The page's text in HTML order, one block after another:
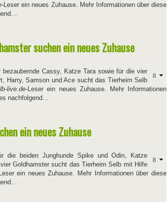
-Leser ein neues Zuhause. Mehr Informationen über diese
suchen ein neues Zuhause
Cassy, Katze Tara sowie für die vier
Harry, Samson und Ace sucht das Tierheim Selb
live.de-Leser ein neues Zuhause. Mehr Informationen
nachfolgend…
ein neues Zuhause
die beiden Junghunde Spike und Odin, Katze
Goldhamster sucht das Tierheim Selb mit Hilfe
ein neues Zuhause. Mehr Informationen über diese